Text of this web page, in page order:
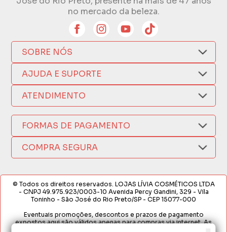
no mercado da beleza.
SOBRE NÓS
Quem Somos
Compra Segura
Como Comprar
Nossas Lojas
Política de Privacidade
AJUDA E SUPORTE
Nosso Aplicativo
Trocas e Devoluções
Formas de Pagamento
Fretes e Entregas
Fabricantes
Termos de Compra e Venda
ATENDIMENTO
(17) 3209-9595
sacweb@lojaslivia.com.br
FORMAS DE PAGAMENTO
COMPRA SEGURA
© Todos os direitos reservados. LOJAS LÍVIA COSMÉTICOS LTDA
- CNPJ 49.975.923/0003-10 Avenida Percy Gandini, 329 - Vila
Toninho - São José do Rio Preto/SP - CEP 15077-000
Eventuais promoções, descontos e prazos de pagamento
expostos aqui são válidos apenas para compras via internet. As